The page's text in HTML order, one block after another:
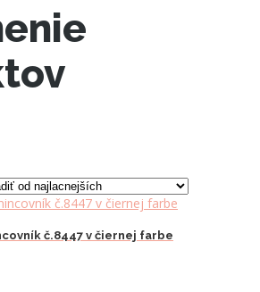
č.8447 v čiernej farbe